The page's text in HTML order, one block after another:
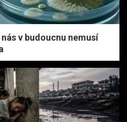
v budoucnu nemusí